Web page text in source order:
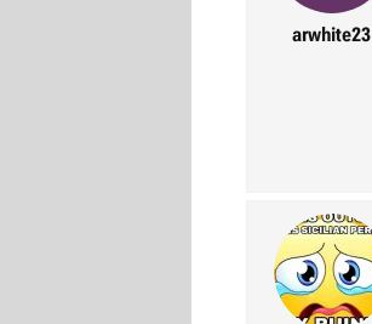
n
e
i
arwhite23